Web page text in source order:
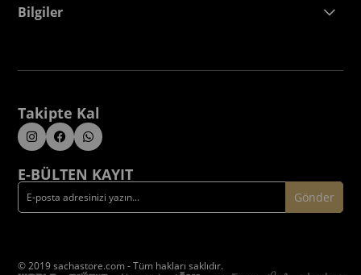
Bilgiler
Takipte Kal
E-BÜLTEN KAYIT
Gönder
© 2019 sachastore.com - Tüm hakları saklıdır.